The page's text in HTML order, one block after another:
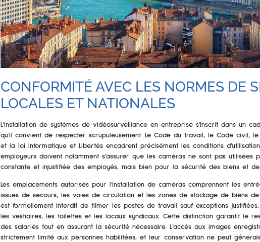
CONFORMITÉ AVEC LES NORMES DE
LOCALES ET NATIONALES
L’installation de systèmes de vidéosurveillance en entreprise s’inscrit dans un
qu’il convient de respecter scrupuleusement. Le Code du travail, le Code civil, le
et la loi Informatique et Libertés encadrent précisément les conditions
employeurs doivent notamment s’assurer que les caméras ne sont pas utilisées
constante et injustifiée des employés, mais bien pour la sécurité des biens et
Les emplacements autorisés pour l’installation de caméras comprennent les
issues de secours, les voies de circulation et les zones de stockage de biens de
est formellement interdit de filmer les postes de travail sauf exceptions
les vestiaires, les toilettes et les locaux syndicaux. Cette distinction garantit le
des salariés tout en assurant la sécurité nécessaire. L’accès aux images
strictement limité aux personnes habilitées, et leur conservation ne peut